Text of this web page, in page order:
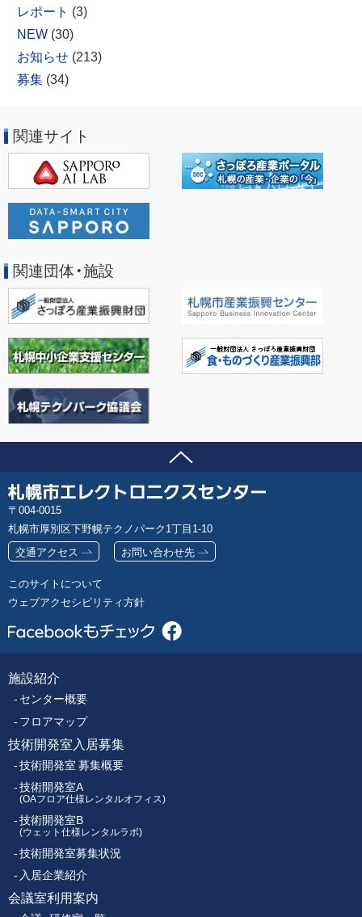
レポート (3)
NEW (30)
お知らせ (213)
募集 (34)
関連サイト
関連団体・施設
ページの先頭へ
問い合わせ先
郵
便
番
号
004-0015
札幌市厚別区下野幌テクノパーク1丁目1-10
交通アクセス
お問い合わせ先
このサイトについて
ウェブアクセシビリティ方針
フ
ッ
タ
ー
メ
ニ
ュ
施設紹介
センター概要
フロアマップ
技術開発室入居募集
技術開発室 募集概要
技術開発室A
(OAフロア仕様レンタルオフィス)
技術開発室B
(ウェット仕様レンタルラボ)
技術開発室募集状況
入居企業紹介
会議室利用案内